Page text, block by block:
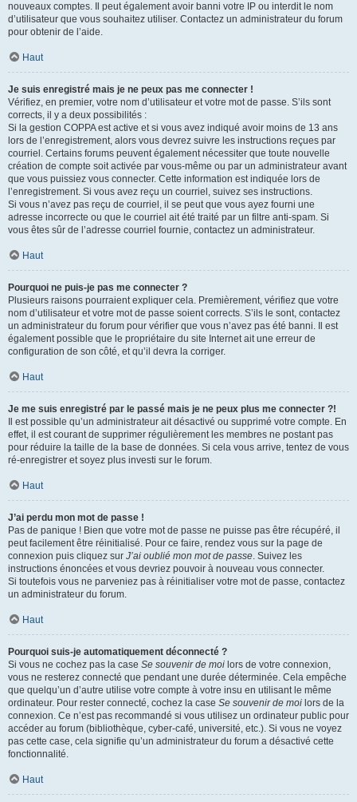
nouveaux comptes. Il peut également avoir banni votre IP ou interdit le nom
d’utilisateur que vous souhaitez utiliser. Contactez un administrateur du forum
pour obtenir de l’aide.
Haut
Je suis enregistré mais je ne peux pas me connecter !
Vérifiez, en premier, votre nom d’utilisateur et votre mot de passe. S’ils sont
corrects, il y a deux possibilités :
Si la gestion COPPA est active et si vous avez indiqué avoir moins de 13 ans
lors de l’enregistrement, alors vous devrez suivre les instructions reçues par
courriel. Certains forums peuvent également nécessiter que toute nouvelle
création de compte soit activée par vous-même ou par un administrateur avant
que vous puissiez vous connecter. Cette information est indiquée lors de
l’enregistrement. Si vous avez reçu un courriel, suivez ses instructions.
Si vous n’avez pas reçu de courriel, il se peut que vous ayez fourni une
adresse incorrecte ou que le courriel ait été traité par un filtre anti-spam. Si
vous êtes sûr de l’adresse courriel fournie, contactez un administrateur.
Haut
Pourquoi ne puis-je pas me connecter ?
Plusieurs raisons pourraient expliquer cela. Premièrement, vérifiez que votre
nom d’utilisateur et votre mot de passe soient corrects. S’ils le sont, contactez
un administrateur du forum pour vérifier que vous n’avez pas été banni. Il est
également possible que le propriétaire du site Internet ait une erreur de
configuration de son côté, et qu’il devra la corriger.
Haut
Je me suis enregistré par le passé mais je ne peux plus me connecter ?!
Il est possible qu’un administrateur ait désactivé ou supprimé votre compte. En
effet, il est courant de supprimer régulièrement les membres ne postant pas
pour réduire la taille de la base de données. Si cela vous arrive, tentez de vous
ré-enregistrer et soyez plus investi sur le forum.
Haut
J’ai perdu mon mot de passe !
Pas de panique ! Bien que votre mot de passe ne puisse pas être récupéré, il
peut facilement être réinitialisé. Pour ce faire, rendez vous sur la page de
connexion puis cliquez sur J’ai oublié mon mot de passe. Suivez les
instructions énoncées et vous devriez pouvoir à nouveau vous connecter.
Si toutefois vous ne parveniez pas à réinitialiser votre mot de passe, contactez
un administrateur du forum.
Haut
Pourquoi suis-je automatiquement déconnecté ?
Si vous ne cochez pas la case Se souvenir de moi lors de votre connexion,
vous ne resterez connecté que pendant une durée déterminée. Cela empêche
que quelqu’un d’autre utilise votre compte à votre insu en utilisant le même
ordinateur. Pour rester connecté, cochez la case Se souvenir de moi lors de la
connexion. Ce n’est pas recommandé si vous utilisez un ordinateur public pour
accéder au forum (bibliothèque, cyber-café, université, etc.). Si vous ne voyez
pas cette case, cela signifie qu’un administrateur du forum a désactivé cette
fonctionnalité.
Haut